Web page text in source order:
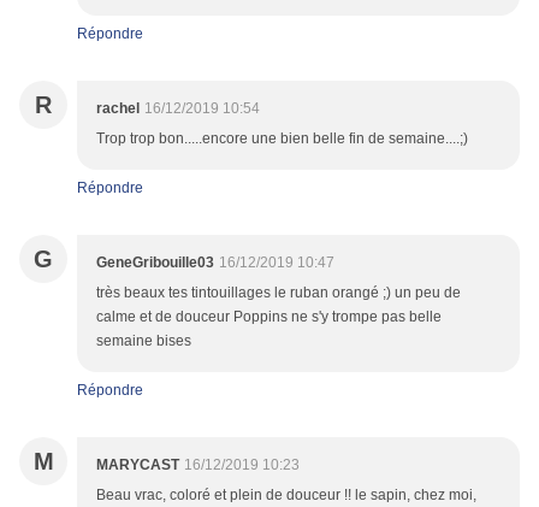
Répondre
R rachel 16/12/2019 10:54
Trop trop bon.....encore une bien belle fin de semaine....;)
Répondre
G GeneGribouille03 16/12/2019 10:47
très beaux tes tintouillages le ruban orangé ;) un peu de
calme et de douceur Poppins ne s'y trompe pas belle
semaine bises
Répondre
M MARYCAST 16/12/2019 10:23
Beau vrac, coloré et plein de douceur !! le sapin, chez moi,